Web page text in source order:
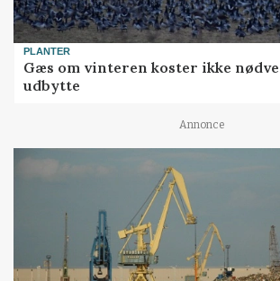
PLANTER
Gæs om vinteren koster ikke
udbytte
Annonce